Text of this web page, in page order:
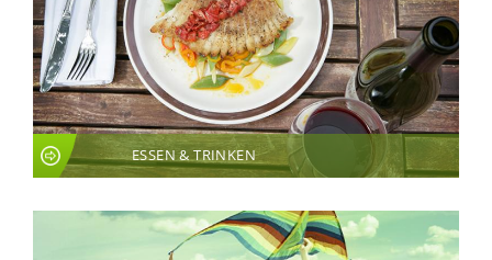
ESSEN & TRINKEN